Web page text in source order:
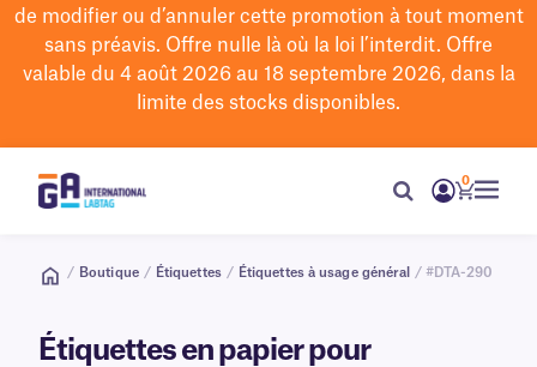
de modifierou d’annuler cette promotion à tout moment
sans préavis. Offre nulle là où la loi l’interdit. Offre
valable du 4 août 2026 au 18 septembre 2026, dans la
limite des stocks disponibles.
0
/ Boutique / Étiquettes / Étiquettes à usage général / #DTA-290
Étiquettes en papier pour